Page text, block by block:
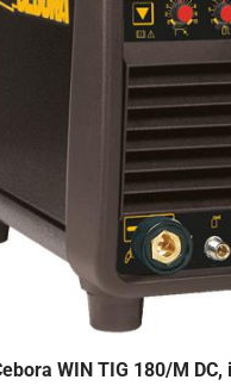
WIN TIG 180/M